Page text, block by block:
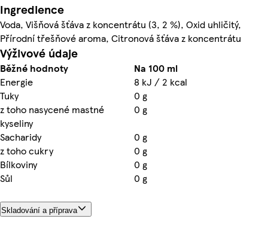
Ingredience
Voda, Višňová šťáva z koncentrátu (3, 2 %), Oxid uhličitý,
Přírodní třešňové aroma, Citronová šťáva z koncentrátu
Výživové údaje
Běžné hodnoty
Na 100 ml
Energie
8 kJ / 2 kcal
Tuky
0 g
z toho nasycené mastné
kyseliny
0 g
Sacharidy
0 g
z toho cukry
0 g
Bílkoviny
0 g
Sůl
0 g
Skladování a příprava